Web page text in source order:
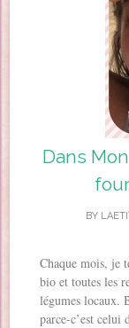
Dans
BY
Chaque mois, je
bio et toutes les
légumes locaux.
parce-c’est